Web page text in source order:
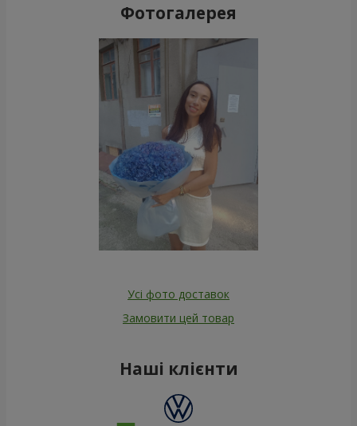
Фотогалерея
Усі фото доставок
Замовити цей товар
Наші клієнти